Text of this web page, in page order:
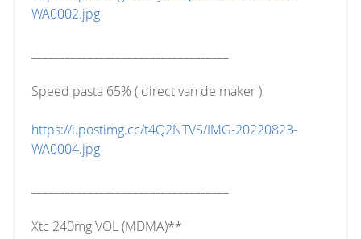
WA0002.jpg
Speed pasta 65% ( direct van de maker )
https://i.postimg.cc/t4Q2NTVS/IMG-20220823-
WA0004.jpg
Xtc 240mg VOL (MDMA)**